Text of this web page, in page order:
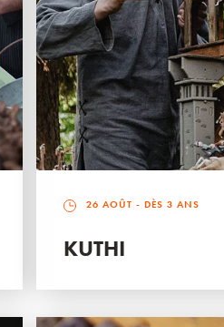
26 AOÛT - DÈS 3 ANS
KUTHI